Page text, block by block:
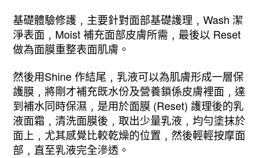
基礎體驗修護﹐主要針對面部基礎護理﹐Wash 潔
淨表面﹐Moist 補充面部皮膚所需﹐最後以 Reset
做為面膜重整表面肌膚。
然後用Shine 作結尾﹐乳液可以為肌膚形成一層保
護膜﹐將剛才補充既水份及營養鎖係皮膚裡面﹐達
到補水同時保濕﹐是用於面膜 (Reset) 護理後的乳
液面霜﹐清洗面膜後﹐取出少量乳液﹐均勻塗抹於
面上﹐尤其感覺比較乾燥的位置﹐然後輕輕按摩面
部﹐直至乳液完全滲透。